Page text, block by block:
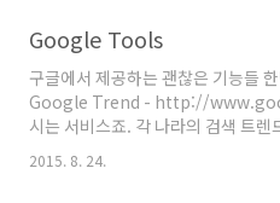
리에 올라간 데이터에 접근, 탈취가
재 가장 치명적인 버그)- 스펙터 버그
그램 실행시 타 프로그램의 실행 내
능한 버그 (멜트다운에 비해 해킹 난
2. 버그의 특징- 메모리 상에 기록되
을 수 있음 (삭제, 수정은 불가함) 3.
Google Tools
구글에서 제공하는 괜찮은 기능들
Google Trend - http://
시는 서비스죠. 각 나라의 검색 트렌
https://books.google.com/
2015. 8. 24.